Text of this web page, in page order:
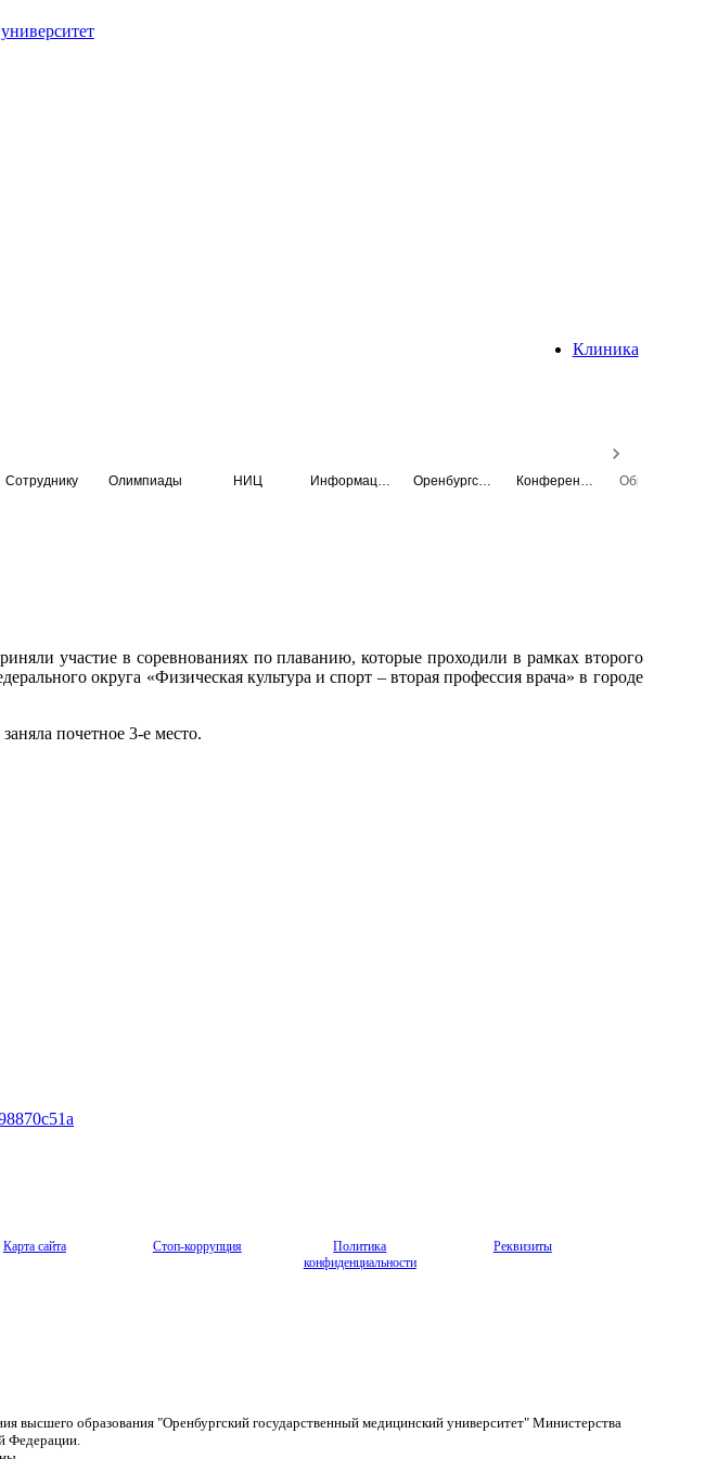
Клиника
Сотруднику Олимпиады НИЦ
участие в соревнованиях по плаванию, которые проходили в рамках второго
округа «Физическая культура и спорт – вторая профессия врача» в городе
почетное 3-е место.
Карта сайта Стоп-коррупция
Политика
конфиденциальности
Реквизиты
высшего образования "Оренбургский государственный медицинский университет" Министерства
Федерации.